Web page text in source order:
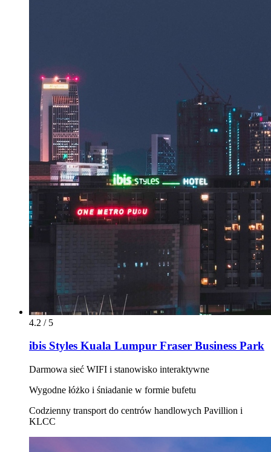
4.2 / 5
ibis Styles Kuala Lumpur Fraser Business Park
Darmowa sieć WIFI i stanowisko interaktywne
Wygodne łóżko i śniadanie w formie bufetu
Codzienny transport do centrów handlowych Pavillion i
KLCC